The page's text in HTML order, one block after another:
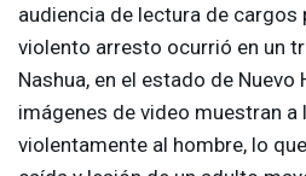
audiencia de lectura de cargos
violento arresto ocurrió en un
Nashua, en el estado de Nuevo
imágenes de video muestran
violentamente al hombre, lo